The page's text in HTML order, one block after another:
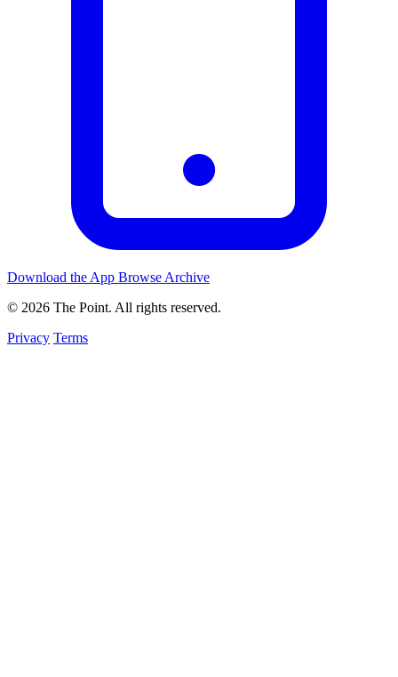
Download the App Browse Archive
© 2026 The Point. All rights reserved.
Privacy Terms